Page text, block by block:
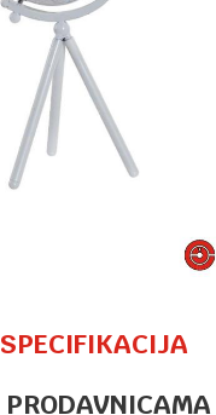
SPECIFIKACIJA